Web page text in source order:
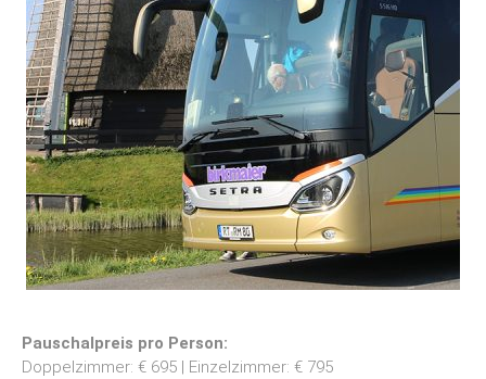
Pauschalpreis pro Person:
Doppelzimmer: € 695 | Einzelzimmer: € 795